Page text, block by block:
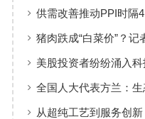
艺赋能高端制造
供需改善推动PPI时隔
保持温和上涨趋势
猪肉跌成“白菜价”？
美股投资者纷纷涌入
全国人大代表方兰：
人心
从超纯工艺到服务创